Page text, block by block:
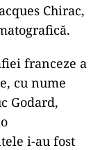
Chirac,
franceze a
cu nume
Godard,
i-au fost